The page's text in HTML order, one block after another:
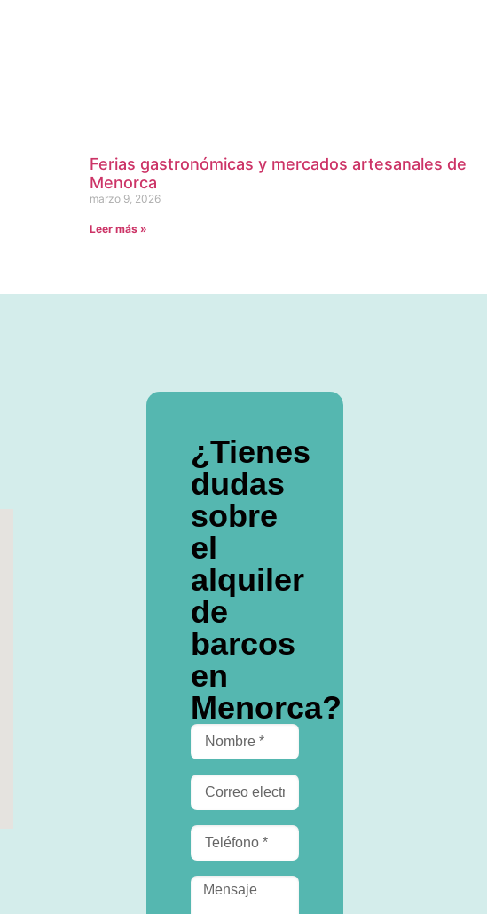
Ferias gastronómicas y mercados artesanales de
Menorca
marzo 9, 2026
Leer más »
¿Tienes
dudas
sobre
el
alquiler
de
barcos
en
Menorca?